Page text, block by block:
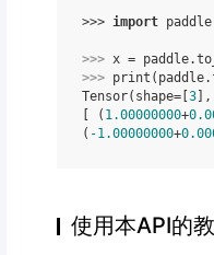
>>> import paddle
>>> x = paddle.
>>> print ( paddle.
Tensor(shape=[ 3
[ ( 1.00000000+
( -1.00000000+
使用本API的